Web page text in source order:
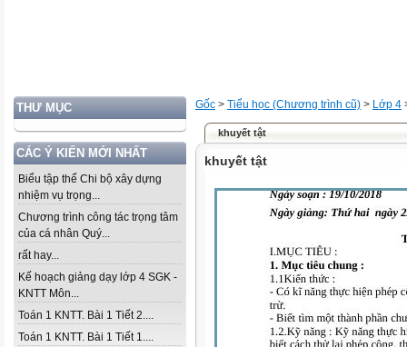
THƯ MỤC
CÁC Ý KIẾN MỚI NHẤT
Biểu tập thể Chi bộ xây dựng
nhiệm vụ trọng...
Chương trình công tác trọng tâm
của cá nhân Quý...
rất hay...
Kế hoạch giảng dạy lớp 4 SGK -
KNTT Môn...
Toán 1 KNTT. Bài 1 Tiết 2....
Toán 1 KNTT. Bài 1 Tiết 1....
Gốc > Tiểu học (Chương trình cũ) > Lớp 4
khuyết tật
khuyết tật